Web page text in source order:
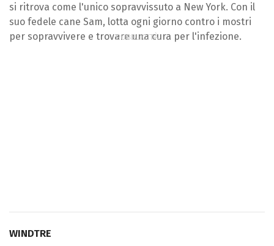
si ritrova come l'unico sopravvissuto a New York. Con il
suo fedele cane Sam, lotta ogni giorno contro i mostri
per sopravvivere e trovare una cura per l'infezione.
WINDTRE